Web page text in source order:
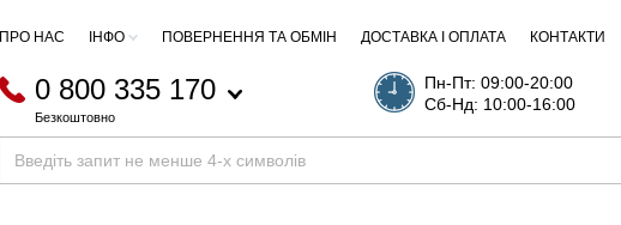
ПРО НАС ІНФО ПОВЕРНЕННЯ ТА ОБМІН ДОСТАВКА І ОПЛАТА КОНТАКТИ
0 800 335 170
Безкоштовно
Пн-Пт: 09:00-20:00
Сб-Нд: 10:00-16:00